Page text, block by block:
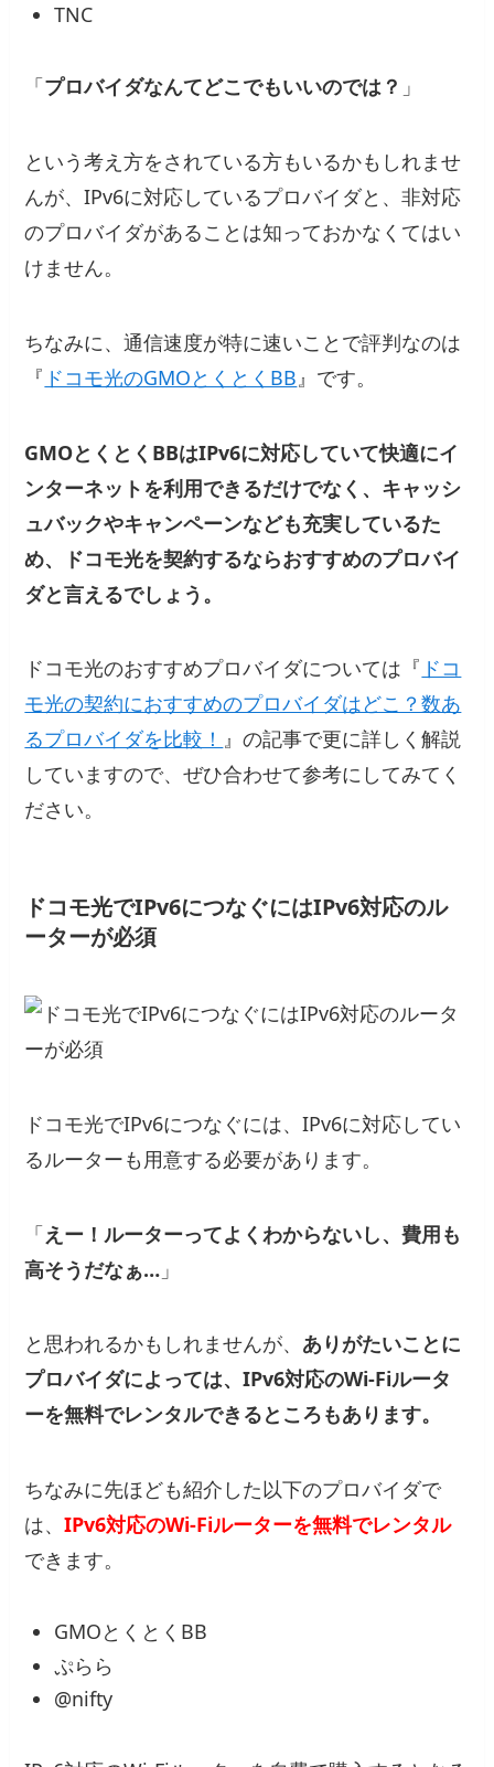
TNC
「プロバイダなんてどこでもいいのでは？ 」
という考え方をされている方もいるかもしれませ
んが、IPv6に対応しているプロバイダと、非対応
のプロバイダがあることは知っておかなくてはい
けません。
ちなみに、通信速度が特に速いことで評判なのは
『 ドコモ光のGMOとくとくBB 』です。
GMOとくとくBBはIPv6に対応していて快適にイ
ンターネットを利用できるだけでなく、キャッシ
ュバックやキャンペーンなども充実しているた
め、ドコモ光を契約するならおすすめのプロバイ
ダと言えるでしょう。
ドコモ光のおすすめプロバイダについては『 ドコ
モ光の契約におすすめのプロバイダはどこ？数あ
るプロバイダを比較！ 』の記事で更に詳しく解説
していますので、ぜひ合わせて参考にしてみてく
ださい。
ドコモ光でIPv6につなぐにはIPv6対応のル
ーターが必須
ドコモ光でIPv6につなぐには、IPv6に対応してい
るルーターも用意する必要があります。
「えー！ルーターってよくわからないし、費用も
高そうだなぁ… 」
と思われるかもしれませんが、 ありがたいことに
プロバイダによっては、IPv6対応のWi-Fiルータ
ーを無料でレンタルできるところもあります。
ちなみに先ほども紹介した以下のプロバイダで
は、IPv6対応のWi-Fiルーターを無料でレンタル
できます。
GMOとくとくBB
ぷらら
@nifty